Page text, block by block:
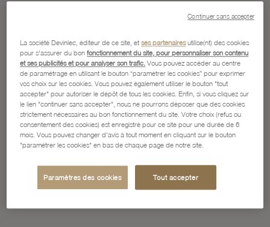
La société Devinlec, éditeur de ce site, etses partenairesutilise(nt) des cookies
pour s'assurer du bonfonctionnement du site, pour personnaliser son contenu
et ses publicités et pour analyser son trafic. Vous pouvez accéder au centre
de paramétrage en utilisant le bouton “paramétrer les cookies” pour exprimer
vos choix sur les cookies. Vous pouvez également utiliser le bouton "tout
accepter" pour autoriser le dépôt de tous les cookies. Enfin, si vous cliquez sur
le lien "continuer sans accepter", nous ne pourrons déposer que des cookies
strictement nécessaires au bon fonctionnement du site. Votre choix (refus ou
consentement des cookies) est enregistré pour ce site pour une durée de 6
mois. Vous pouvez changer d'avis à tout moment en cliquant sur le bouton
"paramétrer les cookies" en bas de chaque page de notre site.
Paramètres des cookies Tout accepter
Continuer sans accepter